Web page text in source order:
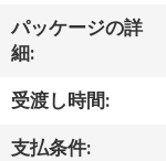
し
た
ち
パッケージの詳
細:
受渡し時間:
支払条件: